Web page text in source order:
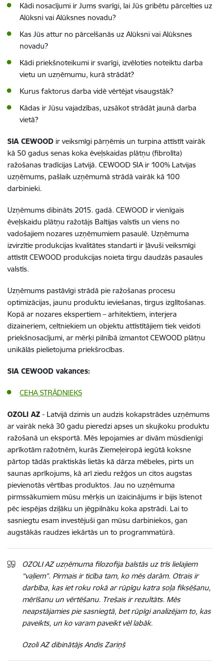
Kādi nosacījumi ir Jums svarīgi, lai Jūs gribētu pārcelties uz
Alūksni vai Alūksnes novadu?
Kas Jūs attur no pārcelšanās uz Alūksni vai Alūksnes
novadu?
Kādi priekšnoteikumi ir svarīgi, izvēloties noteiktu darba
vietu un uzņēmumu, kurā strādāt?
Kurus faktorus darba vidē vērtējat visaugstāk?
Kādas ir Jūsu vajadzības, uzsākot strādāt jaunā darba
vietā?
SIA CEWOOD ir veiksmīgi pārņēmis un turpina attīstīt vairāk
kā 50 gadus senas koka ēveļskaidas plātņu (fibrolīta)
ražošanas tradīcijas Latvijā. CEWOOD SIA ir 100% Latvijas
uzņēmums, pašlaik uzņēmumā strādā vairāk kā 100
darbinieki.
Uzņēmums dibināts 2015. gadā. CEWOOD ir vienīgais
ēveļskaidu plātņu ražotājs Baltijas valstīs un viens no
vadošajiem nozares uzņēmumiem pasaulē. Uzņēmuma
izvirzītie produkcijas kvalitātes standarti ir ļāvuši veiksmīgi
attīstīt CEWOOD produkcijas noieta tirgu daudzās pasaules
valstīs.
Uzņēmums pastāvīgi strādā pie ražošanas procesu
optimizācijas, jaunu produktu ieviešanas, tirgus izglītošanas.
Kopā ar nozares ekspertiem – arhitektiem, interjera
dizaineriem, celtniekiem un objektu attīstītājiem tiek veidoti
priekšnosacījumi, ar mērķi pilnībā izmantot CEWOOD plātņu
unikālās pielietojuma priekšrocības.
SIA CEWOOD vakances:
CEHA STRĀDNIEKS
OZOLI AZ - Latvijā dzimis un audzis kokapstrādes uzņēmums
ar vairāk nekā 30 gadu pieredzi apses un skujkoku produktu
ražošanā un eksportā. Mēs lepojamies ar divām mūsdienīgi
aprīkotām ražotnēm, kurās Ziemeļeiropā iegūtā koksne
pārtop tādās praktiskās lietās kā dārza mēbeles, pirts un
saunas aprīkojums, kā arī ziedu režģos un citos augstas
pievienotās vērtības produktos. Jau no uzņēmuma
pirmssākumiem mūsu mērķis un izaicinājums ir bijis īstenot
pēc iespējas dziļāku un jēgpilnāku koka apstrādi. Lai to
sasniegtu esam investējuši gan mūsu darbiniekos, gan
augstākās raudzes iekārtās un to programmatūrā.
OZOLI AZ uzņēmuma filozofija balstās uz trīs lielajiem
“vaļiem”. Pirmais ir ticība tam, ko mēs darām. Otrais ir
darbība, kas iet roku rokā ar rūpīgu katra soļa fiksēšanu,
mērīšanu un vērtēšanu. Trešais ir rezultāts. Mēs
neapstājamies pie sasniegtā, bet rūpīgi analizējam to, kas
paveikts, un ko varam paveikt vēl labāk.
Ozoli AZ dibinātājs Andis Zariņš